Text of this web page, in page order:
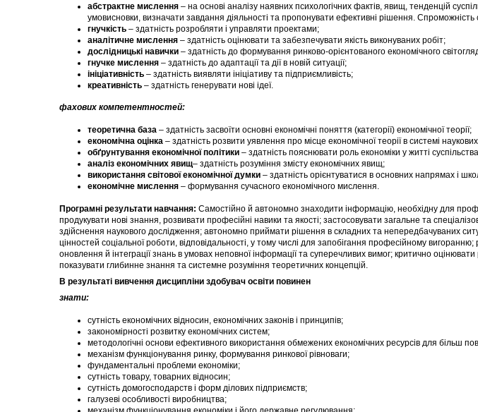
абстрактне мислення– на основі аналізу наявних психологічних фактів, явищ, тенденцій
умовисновки, визначати завдання діяльності та пропонувати ефективні рішення.
гнучкість– здатність розробляти і управляти проектами;
аналітичне мислення– здатність оцінювати та забезпечувати якість виконуваних робіт;
дослідницькі навички – здатність до формування ринково-орієнтованого економічного
гнучке мислення – здатність до адаптації та дії в новій ситуації;
ініціативність – здатність виявляти ініціативу та підприємливість;
креативність – здатність генерувати нові ідеї.
фахових компетентностей:
теоретична база– здатність засвоїти основні економічні поняття (категорії) економічної теорії;
економічна оцінка– здатність розвити уявлення про місце економічної теорії в системі
обґрунтування економічної політики – здатність пояснювати роль економіки у житті
аналіз економічних явищ– здатність розуміння змісту економічних явищ;
використання світової економічної думки – здатність орієнтуватися в основних напрямах і
економічне мислення– формування сучасного економічного мислення.
Програмні результати навчання: Самостійно й автономно знаходити інформацію, необхідну для
продукувати нові знання, розвивати професійні навики та якості; застосовувати загальне та
здійснення наукового дослідження; автономно приймати рішення в складних та непередбачуваних
цінностей соціальної роботи, відповідальності, у тому числі для запобігання професійному
оновлення й інтеграції знань в умовах неповної інформації та суперечливих вимог; критично
показувати глибинне знання та системне розуміння теоретичних концепцій.
В результаті вивчення дисципліни здобувач освіти повинен
знати:
сутність економічних відносин, економічних законів і принципів;
закономірності розвитку економічних систем;
методологічні основи ефективного використання обмежених економічних ресурсів для більш
механізм функціонування ринку, формування ринкової рівноваги;
фундаментальні проблеми економіки;
сутність товару, товарних відносин;
сутність домогосподарств і форм ділових підприємств;
галузеві особливості виробництва;